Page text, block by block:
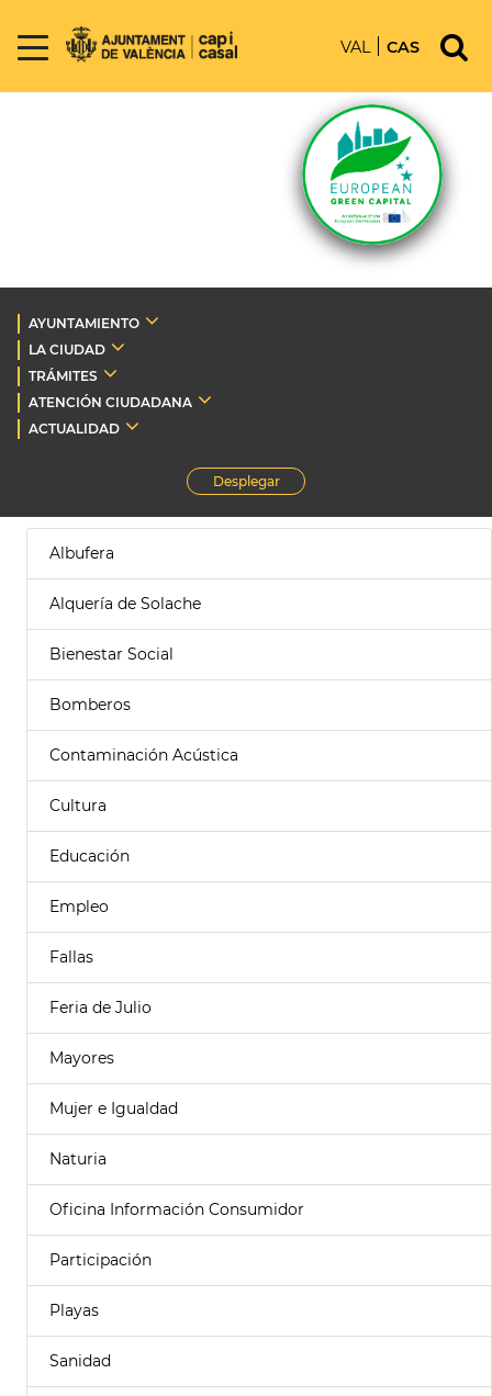
VAL CAS
AYUNTAMIENTO
LA CIUDAD
TRÁMITES
ATENCIÓN CIUDADANA
ACTUALIDAD
Desplegar
Albufera
Alquería de Solache
Bienestar Social
Bomberos
Contaminación Acústica
Cultura
Educación
Empleo
Fallas
Feria de Julio
Mayores
Mujer e Igualdad
Naturia
Oficina Información Consumidor
Participación
Playas
Sanidad